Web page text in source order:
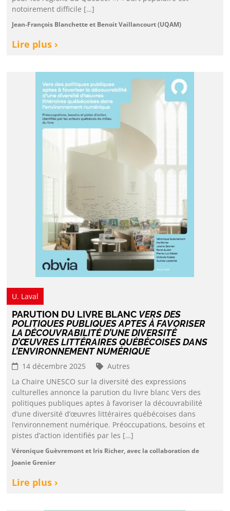
notoirement difficile […]
Jean-François Blanchette et Benoit Vaillancourt (UQAM)
Lire plus ›
U. Laval
PARUTION DU LIVRE BLANC VERS DES
POLITIQUES PUBLIQUES APTES À FAVORISER
LA DÉCOUVRABILITÉ D’UNE DIVERSITÉ
D’ŒUVRES LITTÉRAIRES QUÉBÉCOISES DANS
L’ENVIRONNEMENT NUMÉRIQUE
14 décembre 2025
Autres
La Chaire UNESCO sur la diversité des expressions
culturelles annonce la parution du livre blanc Vers des
politiques publiques aptes à favoriser la découvrabilité
d’une diversité d’œuvres littéraires québécoises dans
l’environnement numérique. Préoccupations, besoins et
pistes d’action identifiés par les […]
Véronique Guèvremont et Iris Richer, avec la collaboration de
Joanie Grenier
Lire plus ›